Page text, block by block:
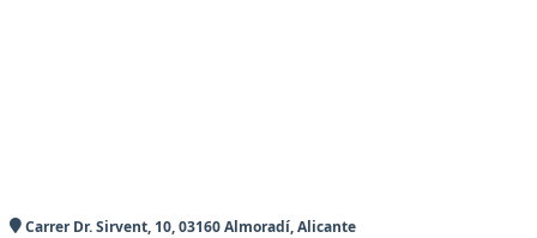
Carrer Dr. Sirvent, 10, 03160 Almoradí, Alicante